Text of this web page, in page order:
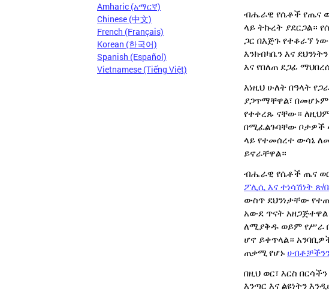
Amharic (አማርኛ)
Chinese (中文)
French (Français)
Korean (한국어)
Spanish (Español)
Vietnamese (Tiếng Việt)
ብሔራዊ የሴቶች የጤና
ላይ ትኩረት ያደርጋል።
ጋር በእጅጉ የተቆራኘ
እንክብካቤን እና
እና የበለጠ ደጋፊ
እነዚህ ሁለት በዓላት
ያጋጥማቸዋል፣ በመሆኑም
የተቀረጹ ናቸው። ለዚህም
በሚፈልጉባቸው ቦታዎች
ላይ የተመሰረተ ውሳኔ
ይኖራቸዋል።
ብሔራዊ የሴቶች ጤና
ፖሊሲ እና ተነሳሽነት ጽ/
ውስጥ ደህንነታቸው
አውደ ጥናት
ለሚያቅዱ ወይም የሥራ
ሆኖ ይቀጥላል።
ጠቃሚየሆኑ
በዚህ ወር፣ እርስ
እንጣር እና ልዩነትን